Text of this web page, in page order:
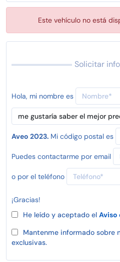
Este vehículo no está
Solicitar
Hola, mi nombre es
Aveo 2023. Mi código postal es
Puedes contactarme por email
o por el teléfono
¡Gracias!
He leído y aceptado el Aviso
Mantenme informado sobre
exclusivas.